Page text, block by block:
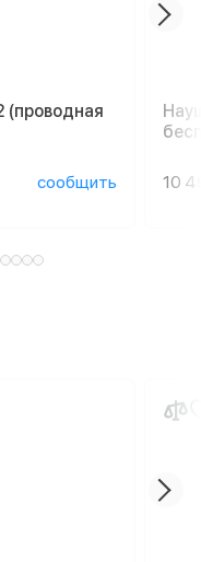
(проводная
сообщить 10